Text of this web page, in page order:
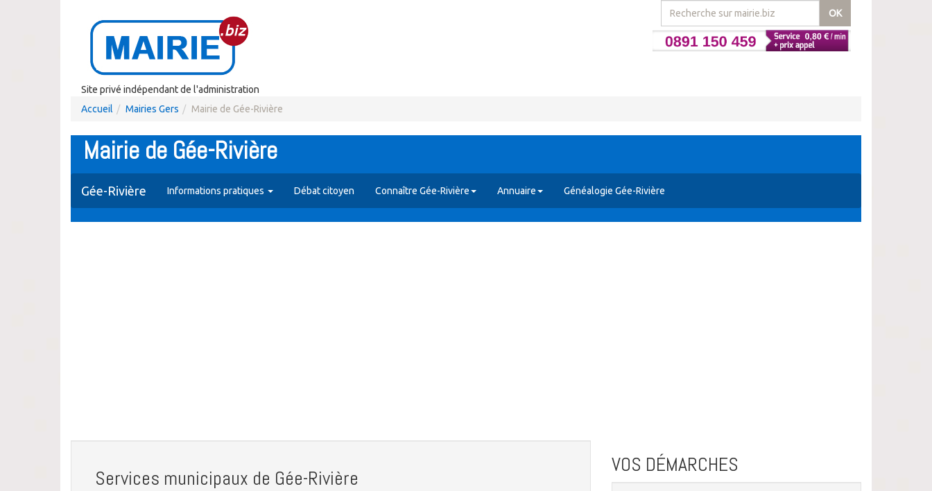
OK
Site privé indépendant de l'administration
Accueil
Mairies Gers Mairie de Gée-Rivière
Mairie de Gée-Rivière
Gée-Rivière Informations pratiques Débat citoyen Connaître Gée-Rivière Annuaire Généalogie Gée-Rivière
Services municipaux de Gée-Rivière
VOS DÉMARCHES